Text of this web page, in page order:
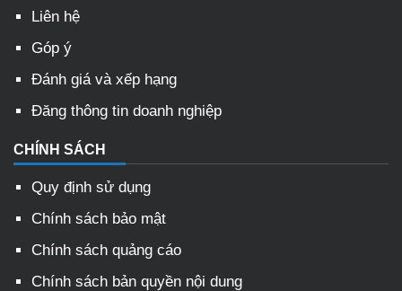
Liên hệ
Góp ý
Đánh giá và xếp hạng
Đăng thông tin doanh nghiệp
CHÍNH SÁCH
Quy định sử dụng
Chính sách bảo mật
Chính sách quảng cáo
Chính sách bản quyền nội dung